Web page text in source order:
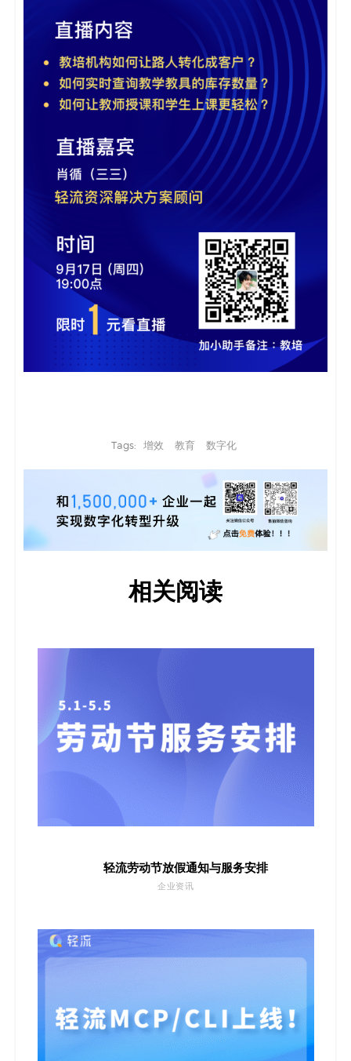
Tags: 增效 教育 数字化
相关阅读
轻流劳动节放假通知与服务安排
企业资讯